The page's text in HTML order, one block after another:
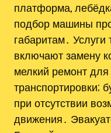
платформа,
подбор машины
габаритам․
включают замену
мелкий ремонт
транспортировки;
при отсутствии
движения․